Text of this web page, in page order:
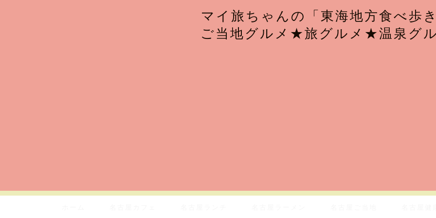
マイ旅ちゃんの「東海地方食べ歩き
ご当地グルメ★旅グルメ★温泉グ